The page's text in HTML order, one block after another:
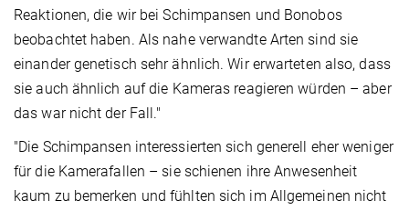
Reaktionen, die wir bei Schimpansen und Bonobos
beobachtet haben. Als nahe verwandte Arten sind sie
einander genetisch sehr ähnlich. Wir erwarteten also, dass
sie auch ähnlich auf die Kameras reagieren würden – aber
das war nicht der Fall."
"Die Schimpansen interessierten sich generell eher weniger
für die Kamerafallen – sie schienen ihre Anwesenheit
kaum zu bemerken und fühlten sich im Allgemeinen nicht